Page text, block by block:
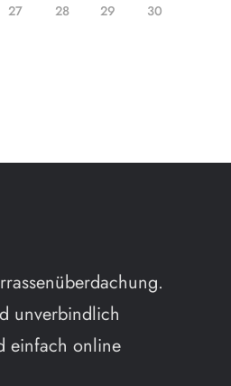
27 28 29
30
unverbindlich
einfach online